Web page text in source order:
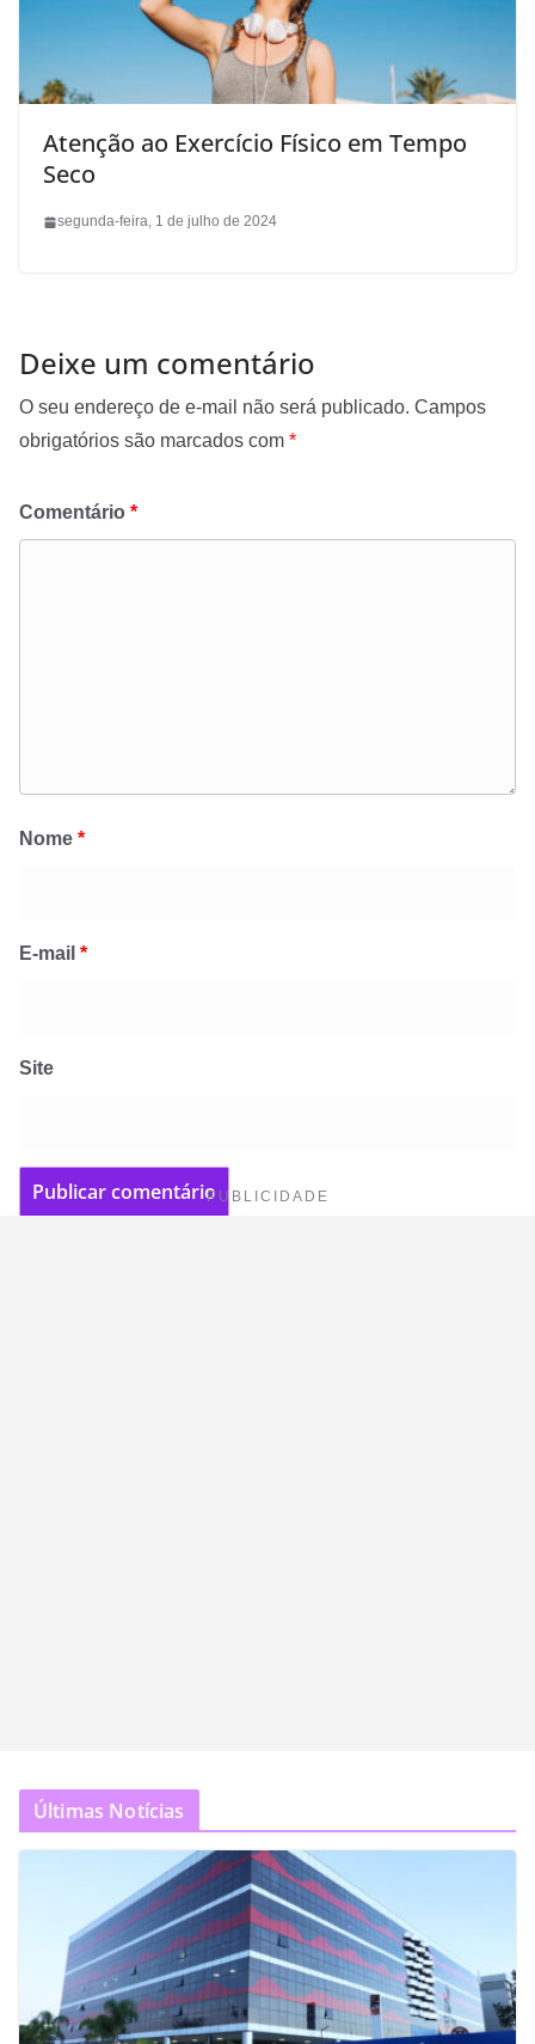
Atenção ao Exercício Físico em Tempo
Seco
segunda-feira, 1 de julho de 2024
Deixe um comentário
O seu endereço de e-mail não será publicado. Campos
obrigatórios são marcados com *
Comentário *
Nome *
E-mail *
Site
PUBLICIDADE
Últimas Notícias